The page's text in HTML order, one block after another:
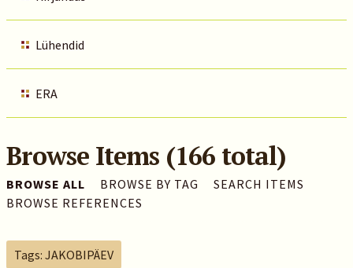
Lühendid
ERA
Browse Items (166 total)
BROWSE ALL BROWSE BY TAG
SEARCH ITEMS
BROWSE REFERENCES
Tags: JAKOBIPÄEV